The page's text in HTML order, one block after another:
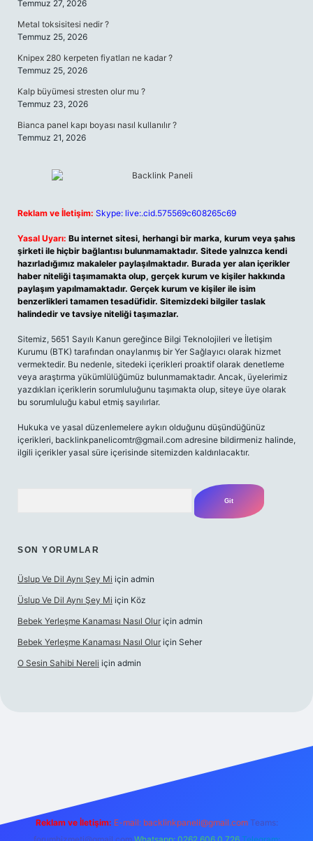
Temmuz 27, 2026
Metal toksisitesi nedir ?
Temmuz 25, 2026
Knipex 280 kerpeten fiyatları ne kadar ?
Temmuz 25, 2026
Kalp büyümesi stresten olur mu ?
Temmuz 23, 2026
Bianca panel kapı boyası nasıl kullanılır ?
Temmuz 21, 2026
Reklam ve İletişim: Skype: live:.cid.575569c608265c69
Yasal Uyarı: Bu internet sitesi, herhangi bir marka, kurum veya şahıs
şirketi ile hiçbir bağlantısı bulunmamaktadır. Sitede yalnızca kendi
hazırladığımız makaleler paylaşılmaktadır. Burada yer alan içerikler
haber niteliği taşımamakta olup, gerçek kurum ve kişiler hakkında
paylaşım yapılmamaktadır. Gerçek kurum ve kişiler ile isim
benzerlikleri tamamen tesadüfidir. Sitemizdeki bilgiler taslak
halindedir ve tavsiye niteliği taşımazlar.
Sitemiz, 5651 Sayılı Kanun gereğince Bilgi Teknolojileri ve İletişim
Kurumu (BTK) tarafından onaylanmış bir Yer Sağlayıcı olarak hizmet
vermektedir. Bu nedenle, sitedeki içerikleri proaktif olarak denetleme
veya araştırma yükümlülüğümüz bulunmamaktadır. Ancak, üyelerimiz
yazdıkları içeriklerin sorumluluğunu taşımakta olup, siteye üye olarak
bu sorumluluğu kabul etmiş sayılırlar.
Hukuka ve yasal düzenlemelere aykırı olduğunu düşündüğünüz
içerikleri, backlinkpanelicomtr@gmail.com adresine bildirmeniz halinde,
ilgili içerikler yasal süre içerisinde sitemizden kaldırılacaktır.
SON YORUMLAR
Üslup Ve Dil Aynı Şey Mi için admin
Üslup Ve Dil Aynı Şey Mi için Köz
Bebek Yerleşme Kanaması Nasıl Olur için admin
Bebek Yerleşme Kanaması Nasıl Olur için Seher
O Sesin Sahibi Nereli için admin
Reklam ve İletişim: E-mail: backlinkpaneli@gmail.com Teams: